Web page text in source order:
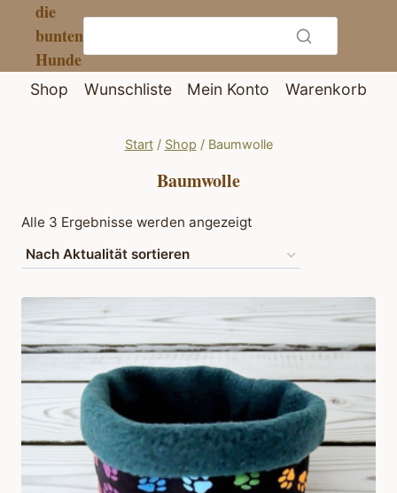
Inhalt
springen
die
bunten
Hunde
Shop Wunschliste Mein Konto Warenkorb
Start / Shop / Baumwolle
Baumwolle
Alle 3 Ergebnisse werden angezeigt
sortiert